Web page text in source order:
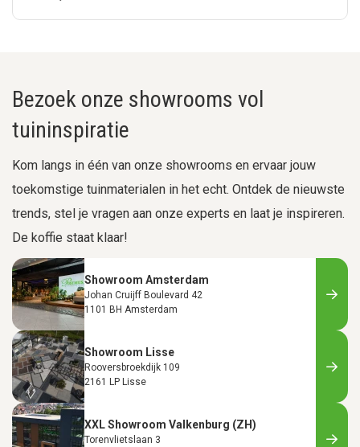
Bezoek onze showrooms vol
tuininspiratie
Kom langs in één van onze showrooms en ervaar jouw
toekomstige tuinmaterialen in het echt. Ontdek de nieuwste
trends, stel je vragen aan onze experts en laat je inspireren.
De koffie staat klaar!
Showroom Amsterdam
Johan Cruijff Boulevard 42
1101 BH Amsterdam
Showroom Lisse
Rooversbroekdijk 109
2161 LP Lisse
XXL Showroom Valkenburg (ZH)
Torenvlietslaan 3